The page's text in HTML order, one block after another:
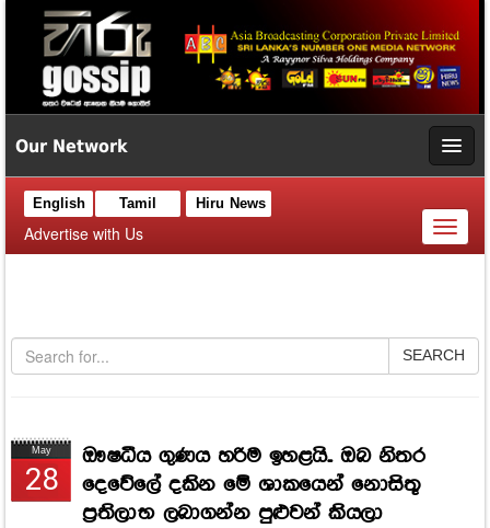
Our Network
English Tamil Hiru News
Advertise with Us
Toggle
SEARCH
May
28
ඖෂධීය ගුණය හරිම ඉහළයි.. ඔබ නිතර
දෙවේලේ දකින මේ ශාකයෙන් නොසිතූ
ප්‍රතිලාභ ලබාගන්න පුළුවන් කියලා